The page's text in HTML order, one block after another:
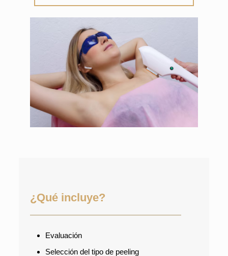
¿Qué incluye?
Evaluación
Selección del tipo de peeling